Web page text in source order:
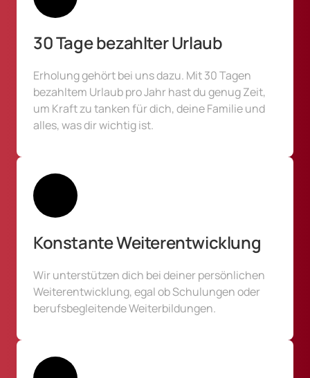
30 Tage bezahlter Urlaub
Erholung gehört bei uns dazu. Mit 30 Tagen
bezahltem Urlaub pro Jahr hast du genug Zeit,
um Kraft zu tanken für dich, deine Familie und
alles, was dir wichtig ist.
Konstante Weiterentwicklung
Wir unterstützen dich bei deiner persönlichen
Weiterentwicklung, egal ob Schulungen oder
berufsbegleitende Weiterbildungen.